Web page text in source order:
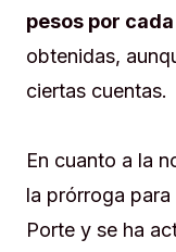
pesos por
obtenidas,
ciertas cuentas.
En cuanto a la
la prórroga
Porte y se ha